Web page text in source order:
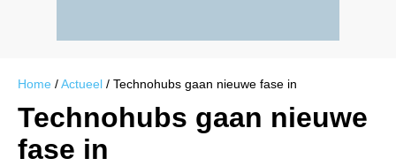
Home / Actueel / Technohubs gaan nieuwe fase in
Technohubs gaan nieuwe
fase in